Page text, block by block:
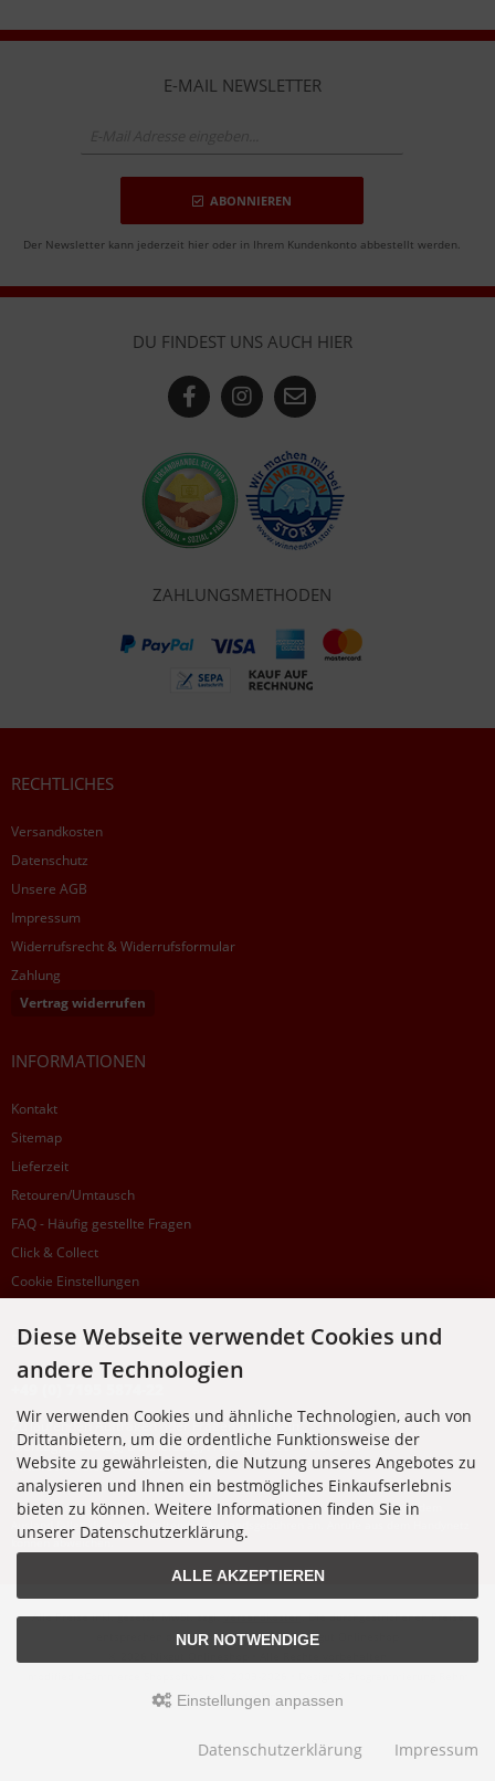
E-MAIL NEWSLETTER
ABONNIEREN
Der Newsletter kann jederzeit hier oder in Ihrem Kundenkonto abbestellt werden.
DU FINDEST UNS AUCH HIER
ZAHLUNGSMETHODEN
RECHTLICHES
Versandkosten
Datenschutz
Unsere AGB
Impressum
Widerrufsrecht & Widerrufsformular
Zahlung
Vertrag widerrufen
INFORMATIONEN
Kontakt
Sitemap
Lieferzeit
Retouren/Umtausch
FAQ - Häufig gestellte Fragen
Click & Collect
Cookie Einstellungen
SUPPORTHOTLINE
Zu laufenden Aufträgen oder Fragen allgemein:
Montag, Dienstag, Donnerstag, Freitag: 10:00 - 16:00 Uhr
Mittwoch: 10:00 - 18:00 Uhr
* Kosten: normaler Ortstarif DE, mit Flatratevertrag natürlich kostenlos. Aus dem
Ausland fallen die jeweils geltenden Auslandsgebühren an. Anrufe aus dem Handynetz
können abweichen.
Alle Preise inkl. gesetzl. MwSt. zzgl.Versandkosten. Die durchgestrichenen Preise
entsprechen dem bisherigen Preis bei Nixgut Onlineshop
Webdesign
Diese Webseite verwendet Cookies und
andere Technologien
Wir verwenden Cookies und ähnliche Technologien, auch von
Drittanbietern, um die ordentliche Funktionsweise der
Website zu gewährleisten, die Nutzung unseres Angebotes zu
analysieren und Ihnen ein bestmögliches Einkaufserlebnis
bieten zu können. Weitere Informationen finden Sie in
unserer Datenschutzerklärung.
ALLE AKZEPTIEREN
NUR NOTWENDIGE
Einstellungen anpassen
Datenschutzerklärung Impressum